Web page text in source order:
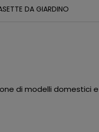
DA GIARDINO
di modelli domestici